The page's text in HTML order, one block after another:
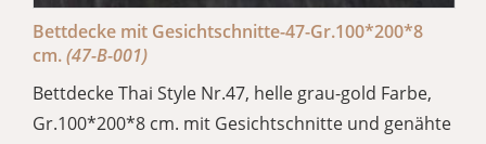
Bettdecke mit Gesichtschnitte-47-Gr.100*200*8
cm.(47-B-001)
Bettdecke Thai Style Nr.47, helle grau-gold Farbe,
Gr.100*200*8 cm. mit Gesichtschnitte und genähte